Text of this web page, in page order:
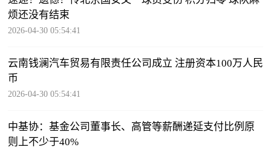
烦还没有结束
2026-04-30 05:54:41
云南钱澜汽车贸易有限责任公司成立 注册资本100万人民
币
2026-04-30 05:54:41
中基协：基金公司董事长、高管等薪酬递延支付比例原
则上不少于40%